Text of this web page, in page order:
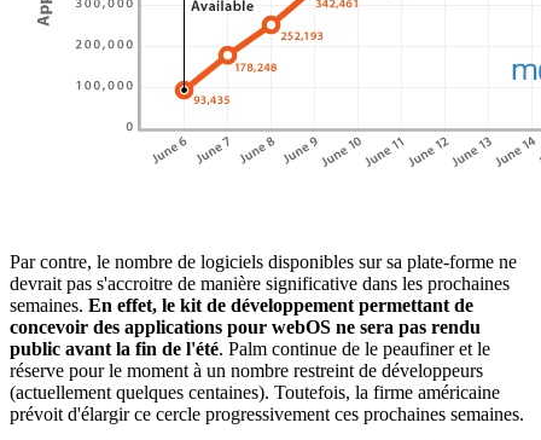
Par contre, le nombre de logiciels disponibles sur sa plate-forme ne
devrait pas s'accroitre de manière significative dans les prochaines
semaines. En effet, le kit de développement permettant de
concevoir des applications pour webOS ne sera pas rendu
public avant la fin de l'été. Palm continue de le peaufiner et le
réserve pour le moment à un nombre restreint de développeurs
(actuellement quelques centaines). Toutefois, la firme américaine
prévoit d'élargir ce cercle progressivement ces prochaines semaines.